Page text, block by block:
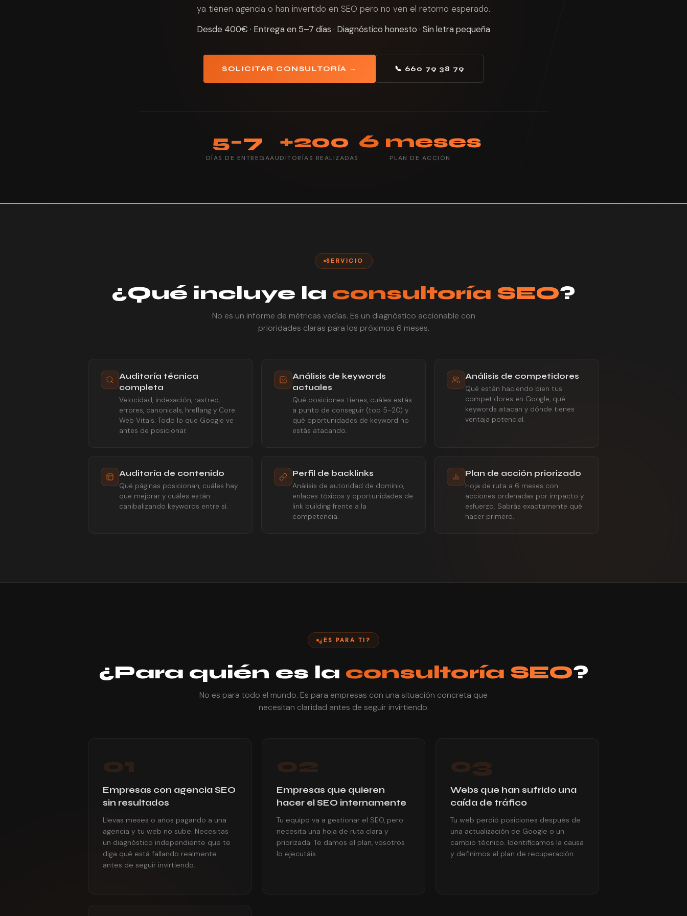
ya tienen agencia o han invertido en SEO pero no ven el retorno esperado.
Desde 400€ · Entrega en 5–7 días · Diagnóstico honesto · Sin letra pequeña
SOLICITAR CONSULTORÍA → 📞 660 79 38 79
5–7
DÍAS DE ENTREGA
+200
AUDITORÍAS REALIZADAS
6 meses
PLAN DE ACCIÓN
SERVICIO
¿Qué incluye la consultoría SEO?
No es un informe de métricas vacías. Es un diagnóstico accionable con
prioridades claras para los próximos 6 meses.
Auditoría técnica
completa
Velocidad, indexación, rastreo,
errores, canonicals, hreflang y Core
Web Vitals. Todo lo que Google ve
antes de posicionar.
Análisis de keywords
actuales
Qué posiciones tienes, cuáles estás
a punto de conseguir (top 5–20) y
qué oportunidades de keyword no
estás atacando.
Análisis de competidores
Qué están haciendo bien tus
competidores en Google, qué
keywords atacan y dónde tienes
ventaja potencial.
Auditoría de contenido
Qué páginas posicionan, cuáles hay
que mejorar y cuáles están
canibalizando keywords entre sí.
Perfil de backlinks
Análisis de autoridad de dominio,
enlaces tóxicos y oportunidades de
link building frente a la
competencia.
Plan de acción priorizado
Hoja de ruta a 6 meses con
acciones ordenadas por impacto y
esfuerzo. Sabrás exactamente qué
hacer primero.
¿ES PARA TI?
¿Para quién es la consultoría SEO?
No es para todo el mundo. Es para empresas con una situación concreta que
necesitan claridad antes de seguir invirtiendo.
01
Empresas con agencia SEO
sin resultados
Llevas meses o años pagando a una
agencia y tu web no sube. Necesitas
un diagnóstico independiente que te
diga qué está fallando realmente
antes de seguir invirtiendo.
02
Empresas que quieren
hacer el SEO internamente
Tu equipo va a gestionar el SEO, pero
necesita una hoja de ruta clara y
priorizada. Te damos el plan, vosotros
lo ejecutáis.
03
Webs que han sufrido una
caída de tráfico
Tu web perdió posiciones después de
una actualización de Google o un
cambio técnico. Identificamos la causa
y definimos el plan de recuperación.